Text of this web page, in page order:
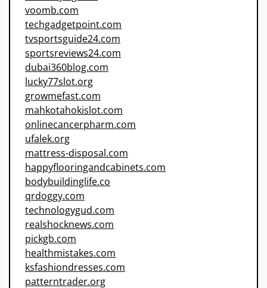
voomb.com
techgadgetpoint.com
tvsportsguide24.com
sportsreviews24.com
dubai360blog.com
lucky77slot.org
growmefast.com
mahkotahokislot.com
onlinecancerpharm.com
ufalek.org
mattress-disposal.com
happyflooringandcabinets.com
bodybuildinglife.co
qrdoggy.com
technologygud.com
realshocknews.com
pickgb.com
healthmistakes.com
ksfashiondresses.com
patterntrader.org